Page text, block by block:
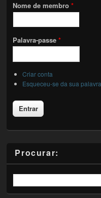
Nome de membro*
Palavra-passe*
Criar conta
Esqueceu-se da sua
Procurar: